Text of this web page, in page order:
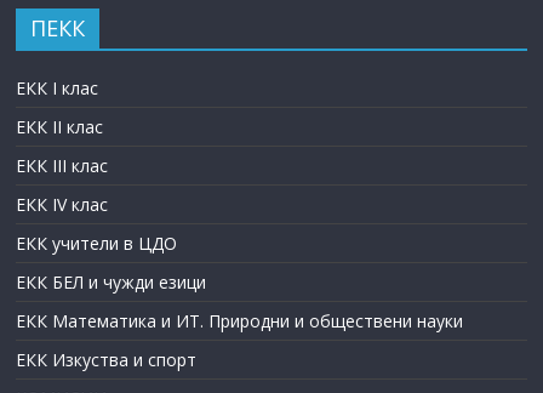
ПЕКК
ЕКК I клас
ЕКК II клас
ЕКК III клас
ЕКК IV клас
ЕКК учители в ЦДО
ЕКК БЕЛ и чужди езици
ЕКК Математика и ИТ. Природни и обществени науки
ЕКК Изкуства и спорт